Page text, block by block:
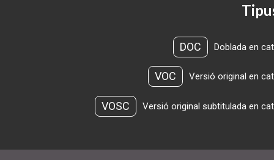
DOC Doblada en
VOC Versió original en
VOSC Versió original subtitulada en